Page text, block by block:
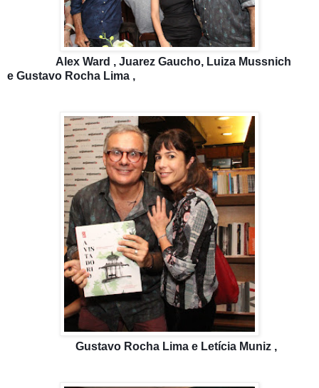
Alex Ward , Juarez Gaucho, Luiza Mussnich
e Gustavo Rocha Lima ,
Gustavo Rocha Lima e Letícia Muniz ,